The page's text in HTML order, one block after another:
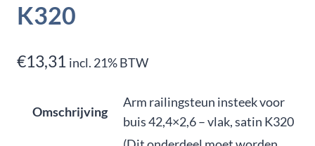
K320
€13,31 incl. 21% BTW
Omschrijving
Arm railingsteun insteek voor
buis 42,4×2,6 – vlak, satin K320